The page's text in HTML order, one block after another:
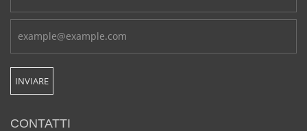
CONTATTI